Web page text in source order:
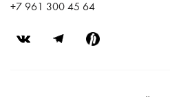
+7 961 300 45 64